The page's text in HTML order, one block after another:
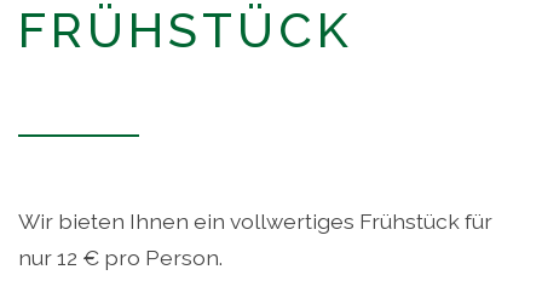
FRÜHSTÜCK
Wir bieten Ihnen ein vollwertiges Frühstück für
nur 12 € pro Person.